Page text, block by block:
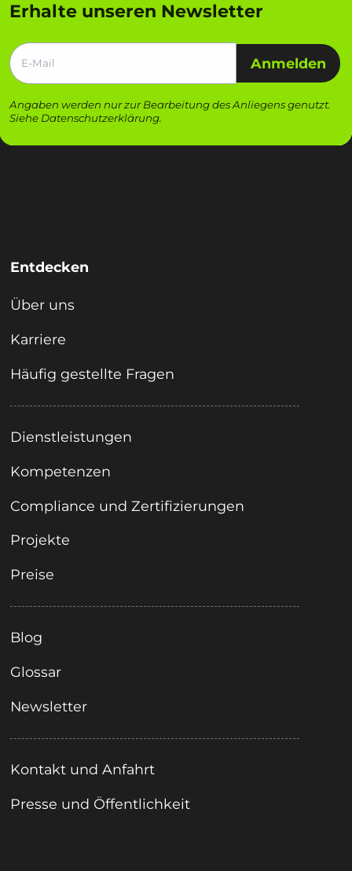
Erhalte unseren Newsletter
Anmelden
Angaben werden nur zur Bearbeitung des Anliegens genutzt.
Siehe Datenschutzerklärung.
Entdecken
Über uns
Karriere
Häufig gestellte Fragen
Dienstleistungen
Kompetenzen
Compliance und Zertifizierungen
Projekte
Preise
Blog
Glossar
Newsletter
Kontakt und Anfahrt
Presse und Öffentlichkeit